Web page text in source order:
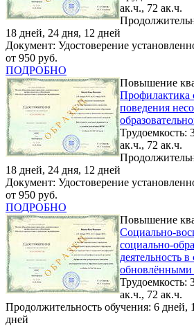
ак.ч., 72 ак.ч.
18 дней, 24 дня, 12 дней
Документ: Удостоверение
от 950 руб.
ПОДРОБНО
Повышение
Профилактика
поведения
Трудоемкость:
ак.ч., 72 ак.ч.
18 дней, 24 дня, 12 дней
Документ: Удостоверение
от 950 руб.
ПОДРОБНО
Повышение
Социально-
социально-
деятельность
Трудоемкость:
ак.ч., 72 ак.ч.
Продолжительность обучения: 6 дней,
дней